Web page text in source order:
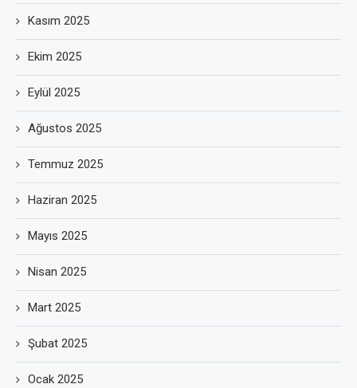
Kasım 2025
Ekim 2025
Eylül 2025
Ağustos 2025
Temmuz 2025
Haziran 2025
Mayıs 2025
Nisan 2025
Mart 2025
Şubat 2025
Ocak 2025